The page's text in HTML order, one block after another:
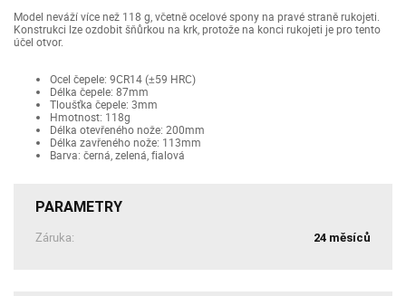
Model neváží více než 118 g, včetně ocelové spony na pravé straně rukojeti.
Konstrukci lze ozdobit šňůrkou na krk, protože na konci rukojeti je pro tento
účel otvor.
Ocel čepele: 9CR14 (±59 HRC)
Délka čepele: 87mm
Tloušťka čepele: 3mm
Hmotnost: 118g
Délka otevřeného nože: 200mm
Délka zavřeného nože: 113mm
Barva: černá, zelená, fialová
PARAMETRY
Záruka: 24 měsíců